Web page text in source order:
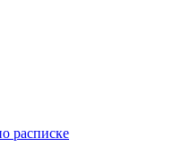
расписке